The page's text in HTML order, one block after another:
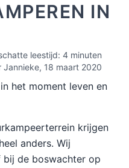
IN
leestijd: 4 minuten
Jannieke, 18 maart 2020
het moment leven en
krijgen
anders. Wij
bij de boswachter op